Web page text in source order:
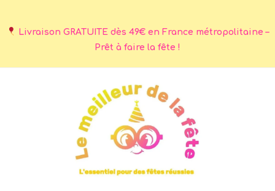
Livraison GRATUITE dès 49€ en France métropolitaine –
Prêt à faire la fête !